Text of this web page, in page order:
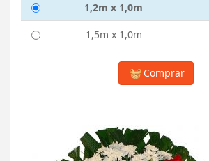
1,2m x 1,0m
1,5m x 1,0m
Comprar